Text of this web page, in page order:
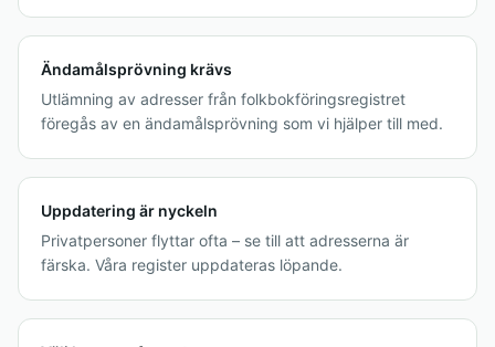
Ändamålsprövning krävs
Utlämning av adresser från folkbokföringsregistret
föregås av en ändamålsprövning som vi hjälper till med.
Uppdatering är nyckeln
Privatpersoner flyttar ofta – se till att adresserna är
färska. Våra register uppdateras löpande.